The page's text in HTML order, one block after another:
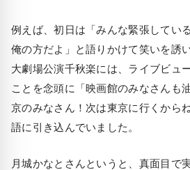
例えば、初日は「みんな緊張してい
俺の方だよ」と語りかけて笑いを誘い
大劇場公演千秋楽には、ライブビュ
ことを念頭に「映画館のみなさんも
京のみなさん！次は東京に行くから
語に引き込んでいました。
月城かなとさんというと、真面目で